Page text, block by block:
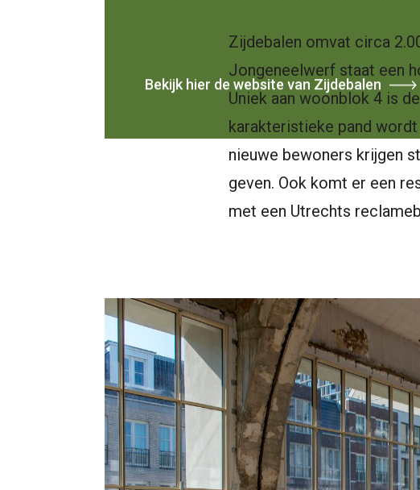
Bekijk hier de website van Zijdebalen
Zijdebalen omvat circa
Jongeneelwerf staat een
Uniek aan woonblok 4 is
karakteristieke pand
nieuwe bewoners krijgen
geven. Ook komt er een
met een Utrechts